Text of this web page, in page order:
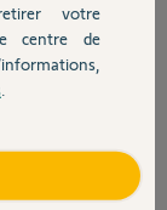
votre
centre de